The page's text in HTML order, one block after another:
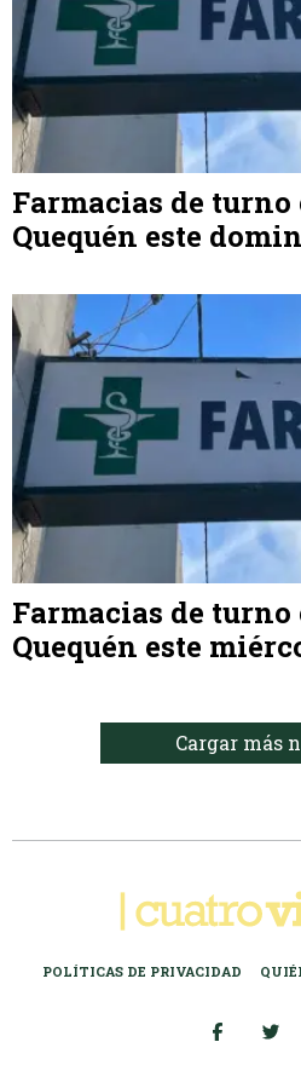
Farmacias de turno
Quequén este
Farmacias de turno
Quequén este
Cargar más
POLÍTICAS DE PRIVACIDAD